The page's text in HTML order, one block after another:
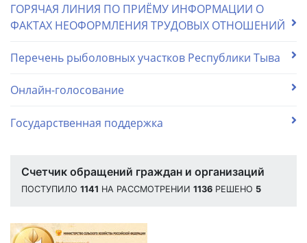
ГОРЯЧАЯ ЛИНИЯ ПО ПРИЁМУ ИНФОРМАЦИИ О
ФАКТАХ НЕОФОРМЛЕНИЯ ТРУДОВЫХ ОТНОШЕНИЙ
Перечень рыболовных участков Республики Тыва
Онлайн-голосование
Государственная поддержка
Счетчик обращений граждан и организаций
ПОСТУПИЛО 1141 НА РАССМОТРЕНИИ 1136 РЕШЕНО 5